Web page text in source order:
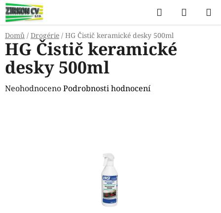
Přejít
na
obsah
Hledat
KOŠÍK
Domů / Drogérie / HG Čistič keramické desky 500ml
HG Čistič keramické
desky 500ml
Průměrné
NeohodnocenoPodrobnosti hodnocení